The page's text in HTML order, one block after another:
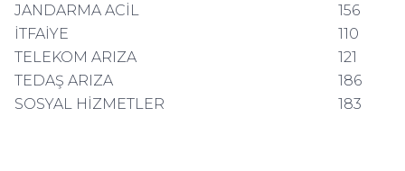
JANDARMA ACİL
156
İTFAİYE
110
TELEKOM ARIZA
121
TEDAŞ ARIZA
186
SOSYAL HİZMETLER
183